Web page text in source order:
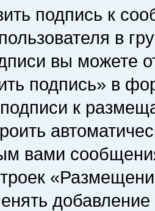
подпись к
в
вы можете
подпись» в
к
вами